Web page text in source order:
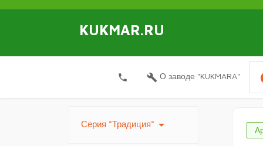
KUKMAR.RU
local_phone build О заводе "KUKMARA"
Серия "Традиция" arrow_drop_down